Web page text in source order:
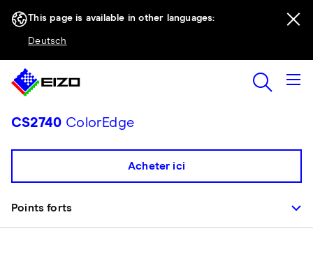
This page is available in other languages:
Deutsch
CS2740 ColorEdge
Points forts
Acheter ici